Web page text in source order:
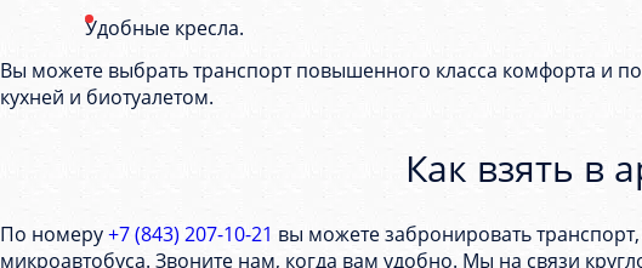
Удобные кресла.
Вы можете выбрать транспорт повышенного класса комфорта и
кухней и биотуалетом.
Как взять в
По номеру+7 (843) 207-10-21 вы можете забронировать
микроавтобуса. Звоните нам, когда вам удобно. Мы на связи